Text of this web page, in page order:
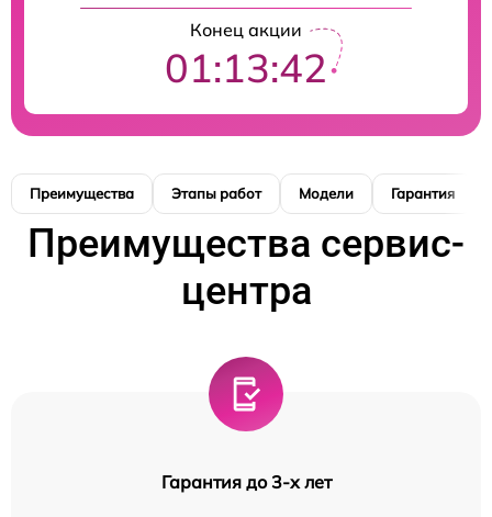
Конец акции
01:13:41
Преимущества Этапы работ Модели Гарантия
Преимущества сервис-
центра
Гарантия до 3-х лет